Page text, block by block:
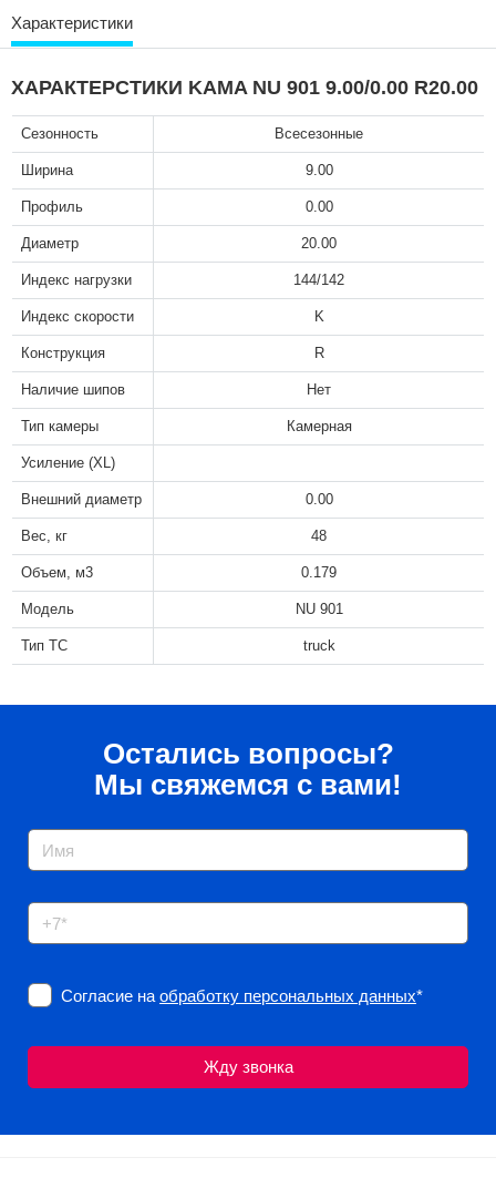
Характеристики
ХАРАКТЕРСТИКИ KAMA NU 901 9.00/0.00 R20.00
Сезонность Всесезонные
Ширина 9.00
Профиль 0.00
Диаметр 20.00
Индекс нагрузки 144/142
Индекс скорости K
Конструкция R
Наличие шипов Нет
Тип камеры Камерная
Усиление (XL)
Внешний диаметр 0.00
Вес, кг 48
Объем, м3 0.179
Модель NU 901
Тип ТС truck
Остались вопросы?
Мы свяжемся с вами!
Согласие на обработку персональных данных*